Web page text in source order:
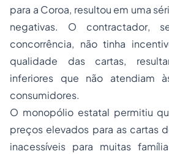
para a Coroa, resultou em uma
negativas. O contractador,
concorrência, não tinha
qualidade das cartas,
inferiores que não atendiam
consumidores.
O monopólio estatal permitiu
preços elevados para as cartas
inacessíveis para muitas